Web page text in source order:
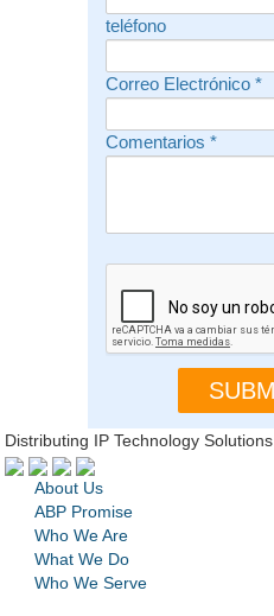
teléfono
Correo Electrónico *
Comentarios *
Distributing IP Technology Solutions
About Us
ABP Promise
Who We Are
What We Do
Who We Serve